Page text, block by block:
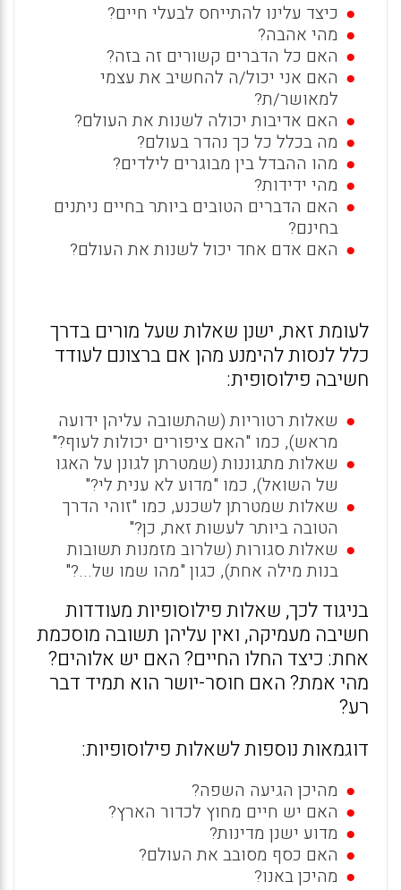
כיצד עלינו להתייחס לבעלי חיים?
מהי אהבה?
האם כל הדברים קשורים זה בזה?
האם אני יכול/ה להחשיב את עצמי
למאושר/ת?
האם אדיבות יכולה לשנות את העולם?
מה בכלל כל כך נהדר בעולם?
מהו ההבדל בין מבוגרים לילדים?
מהי ידידות?
האם הדברים הטובים ביותר בחיים ניתנים
בחינם?
האם אדם אחד יכול לשנות את העולם?
לעומת זאת, ישנן שאלות שעל מורים בדרך
כלל לנסות להימנע מהן אם ברצונם לעודד
חשיבה פילוסופית:
שאלות רטוריות (שהתשובה עליהן ידועה
מראש), כמו "האם ציפורים יכולות לעוף?"
שאלות מתגוננות (שמטרתן לגונן על האגו
של השואל), כמו "מדוע לא ענית לי?"
שאלות שמטרתן לשכנע, כמו "זוהי הדרך
הטובה ביותר לעשות זאת, כן?"
שאלות סגורות (שלרוב מזמנות תשובות
בנות מילה אחת), כגון "מהו שמו של...?"
בניגוד לכך, שאלות פילוסופיות מעודדות
חשיבה מעמיקה, ואין עליהן תשובה מוסכמת
אחת: כיצד החלו החיים? האם יש אלוהים?
מהי אמת? האם חוסר-יושר הוא תמיד דבר
רע?
דוגמאות נוספות לשאלות פילוסופיות:
מהיכן הגיעה השפה?
האם יש חיים מחוץ לכדור הארץ?
מדוע ישנן מדינות?
האם כסף מסובב את העולם?
מהיכן באנו?